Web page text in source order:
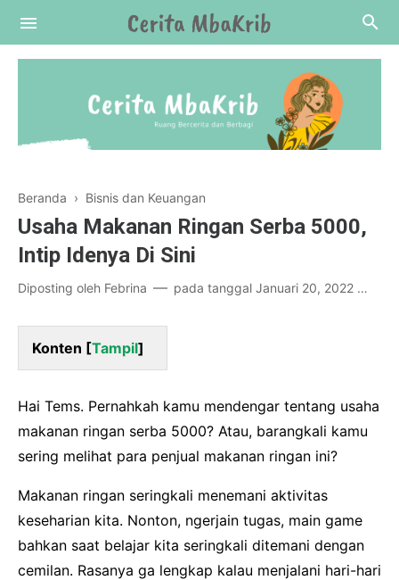
Beranda › Bisnis dan Keuangan
Usaha Makanan Ringan Serba 5000,
Intip Idenya Di Sini
Diposting oleh Febrina pada tanggal Januari 20, 2022
Konten [Tampil]
Hai Tems. Pernahkah kamu mendengar tentang usaha
makanan ringan serba 5000? Atau, barangkali kamu
sering melihat para penjual makanan ringan ini?
Makanan ringan seringkali menemani aktivitas
keseharian kita. Nonton, ngerjain tugas, main game
bahkan saat belajar kita seringkali ditemani dengan
cemilan. Rasanya ga lengkap kalau menjalani hari-hari